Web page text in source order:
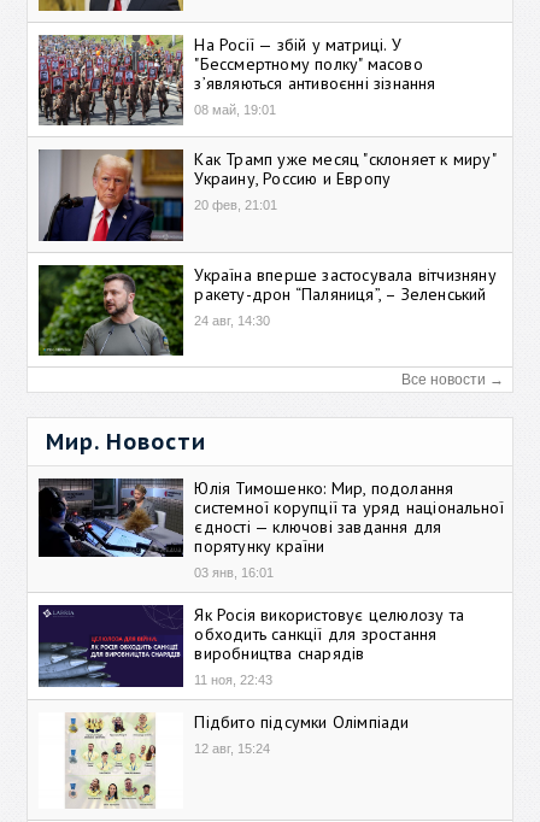
На Росії — збій у матриці. У
"Бессмертному полку" масово
зʼявляються антивоєнні зізнання
08 май, 19:01
Как Трамп уже месяц "склоняет к миру"
Украину, Россию и Европу
20 фев, 21:01
Україна вперше застосувала вітчизняну
ракету-дрон “Паляниця”, – Зеленський
24 авг, 14:30
Все новости →
Мир. Новости
Юлія Тимошенко: Мир, подолання
системної корупції та уряд національної
єдності — ключові завдання для
порятунку країни
03 янв, 16:01
Як Росія використовує целюлозу та
обходить санкції для зростання
виробництва снарядів
11 ноя, 22:43
Підбито підсумки Олімпіади
12 авг, 15:24